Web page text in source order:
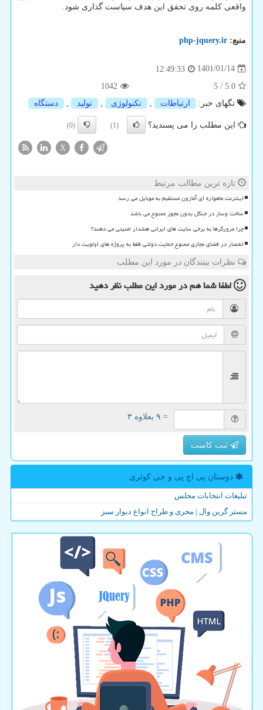
واقعی کلمه روی تحقق این هدف سیاست گذاری شود.
منبع: php-jquery.ir
1401/01/14
12:49:33
5.0
/
5
1042
تگهای خبر:
ارتباطات , تكنولوژی , تولید , دستگاه
این مطلب را می پسندید؟ (1)
(0)
X
تازه ترین مطالب مرتبط
اینترنت ماهواره ای آمازون مستقیم به موبایل می رسد
ساخت وساز در جنگل بدون مجوز ممنوع می باشد
چرا مرورگرها به برخی سایت های ایرانی هشدار امنیتی می دهند؟
انحصار در فضای مجازی ممنوع حمایت دولتی فقط به پروژه های اولویت دار
نظرات بینندگان در مورد این مطلب
لطفا شما همدر مورد این مطلبنظر دهید
= ۹ بعلاوه ۳
ثبت کامنت
دوستان پی اچ پی و جی كوئری
تبلیغات انتخابات مجلس
مستر گرین وال | مجری و طراح انواع دیوار سبز